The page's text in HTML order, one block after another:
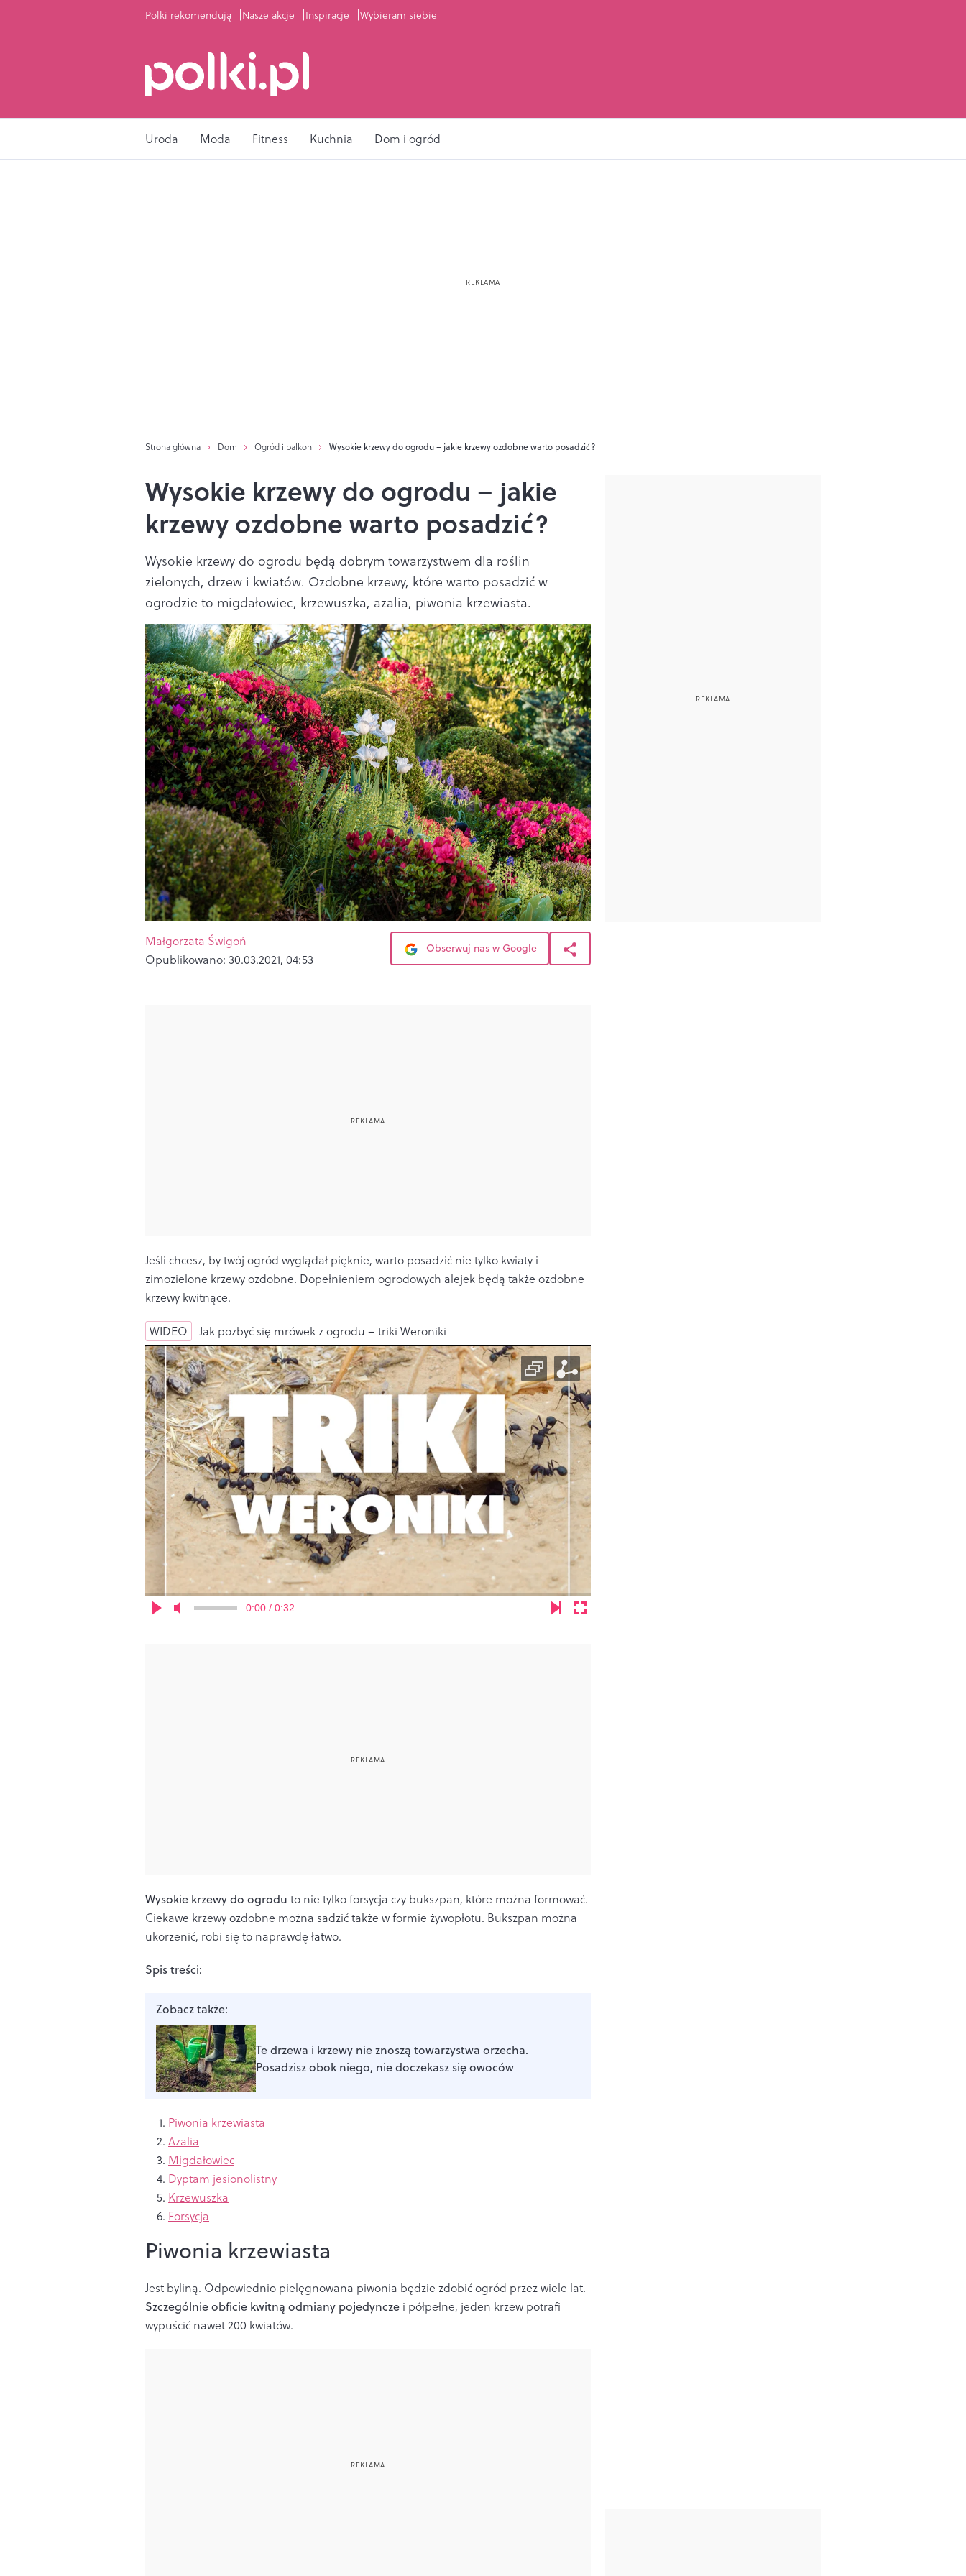
Polki rekomendują Nasze akcje Inspiracje Wybieram siebie
Uroda Moda Fitness Kuchnia Dom i ogród
Strona główna Dom Ogród i balkon Wysokie krzewy do ogrodu – jakie krzewy ozdobne warto posadzić?
Wysokie krzewy do ogrodu – jakie
krzewy ozdobne warto posadzić?
Wysokie krzewy do ogrodu będą dobrym towarzystwem dla roślin
zielonych, drzew i kwiatów. Ozdobne krzewy, które warto posadzić w
ogrodzie to migdałowiec, krzewuszka, azalia, piwonia krzewiasta.
Małgorzata Świgoń
Opublikowano: 30.03.2021, 04:53
Obserwuj nas w Google
Jeśli chcesz, by twój ogród wyglądał pięknie, warto posadzić nie tylko kwiaty i
zimozielone krzewy ozdobne. Dopełnieniem ogrodowych alejek będą także ozdobne
krzewy kwitnące.
WIDEO Jak pozbyć się mrówek z ogrodu – triki Weroniki
0:00 / 0:32
Wysokie krzewy do ogrodu to nie tylko forsycja czy bukszpan, które można formować.
Ciekawe krzewy ozdobne można sadzić także w formie żywopłotu. Bukszpan można
ukorzenić, robi się to naprawdę łatwo.
Spis treści:
Zobacz także:
Te drzewa i krzewy nie znoszą towarzystwa orzecha.
Posadzisz obok niego, nie doczekasz się owoców
Piwonia krzewiasta
Azalia
Migdałowiec
Dyptam jesionolistny
Krzewuszka
Forsycja
Piwonia krzewiasta
Jest byliną. Odpowiednio pielęgnowana piwonia będzie zdobić ogród przez wiele lat.
Szczególnie obficie kwitną odmiany pojedyncze i półpełne, jeden krzew potrafi
wypuścić nawet 200 kwiatów.